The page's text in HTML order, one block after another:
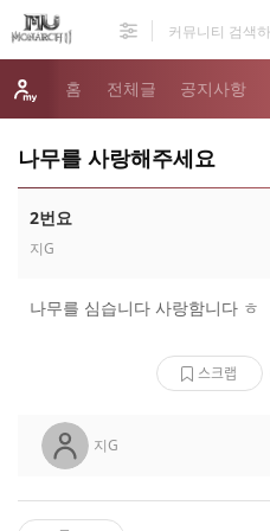
홈 전체글 공지사항
나무를 사랑해주세요
2번요
지G
나무를 심습니다 사랑함니다 ㅎ
스크랩
지G